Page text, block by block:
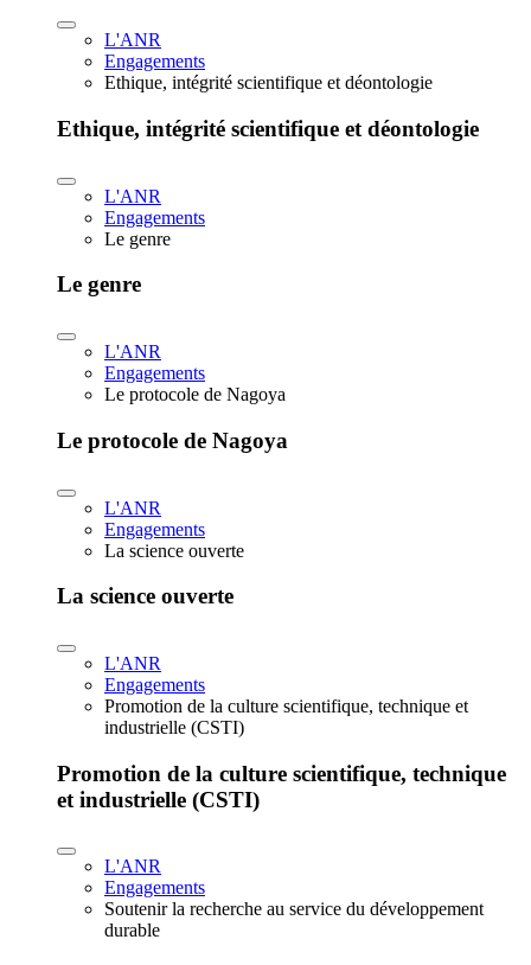
L'ANR
Engagements
Ethique, intégrité scientifique et déontologie
Ethique, intégrité scientifique et déontologie
L'ANR
Engagements
Le genre
Le genre
L'ANR
Engagements
Le protocole de Nagoya
Le protocole de Nagoya
L'ANR
Engagements
La science ouverte
La science ouverte
L'ANR
Engagements
Promotion de la culture scientifique, technique et
industrielle (CSTI)
Promotion de la culture scientifique, technique
et industrielle (CSTI)
L'ANR
Engagements
Soutenir la recherche au service du développement
durable